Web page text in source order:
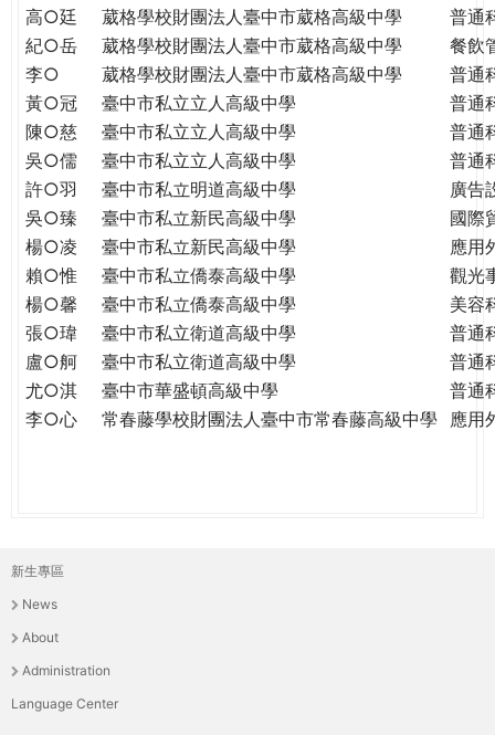
高○廷
葳格學校財團法人臺中市葳格高級中學
普通
紀○岳
葳格學校財團法人臺中市葳格高級中學
餐飲
李○
葳格學校財團法人臺中市葳格高級中學
普通
黃○冠
臺中市私立立人高級中學
普通
陳○慈
臺中市私立立人高級中學
普通
吳○儒
臺中市私立立人高級中學
普通
許○羽
臺中市私立明道高級中學
廣告
吳○臻
臺中市私立新民高級中學
國際
楊○凌
臺中市私立新民高級中學
應用
賴○惟
臺中市私立僑泰高級中學
觀光
楊○馨
臺中市私立僑泰高級中學
美容
張○瑋
臺中市私立衛道高級中學
普通
盧○舸
臺中市私立衛道高級中學
普通
尤○淇
臺中市華盛頓高級中學
普通
李○心
常春藤學校財團法人臺中市常春藤高級中學 應用
主
選
單
新生專區
News
About
Administration
Language Center